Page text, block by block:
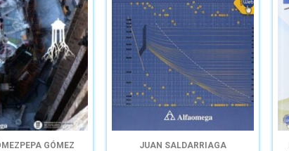
PEPA GÓMEZ JUAN SALDARRIAGA